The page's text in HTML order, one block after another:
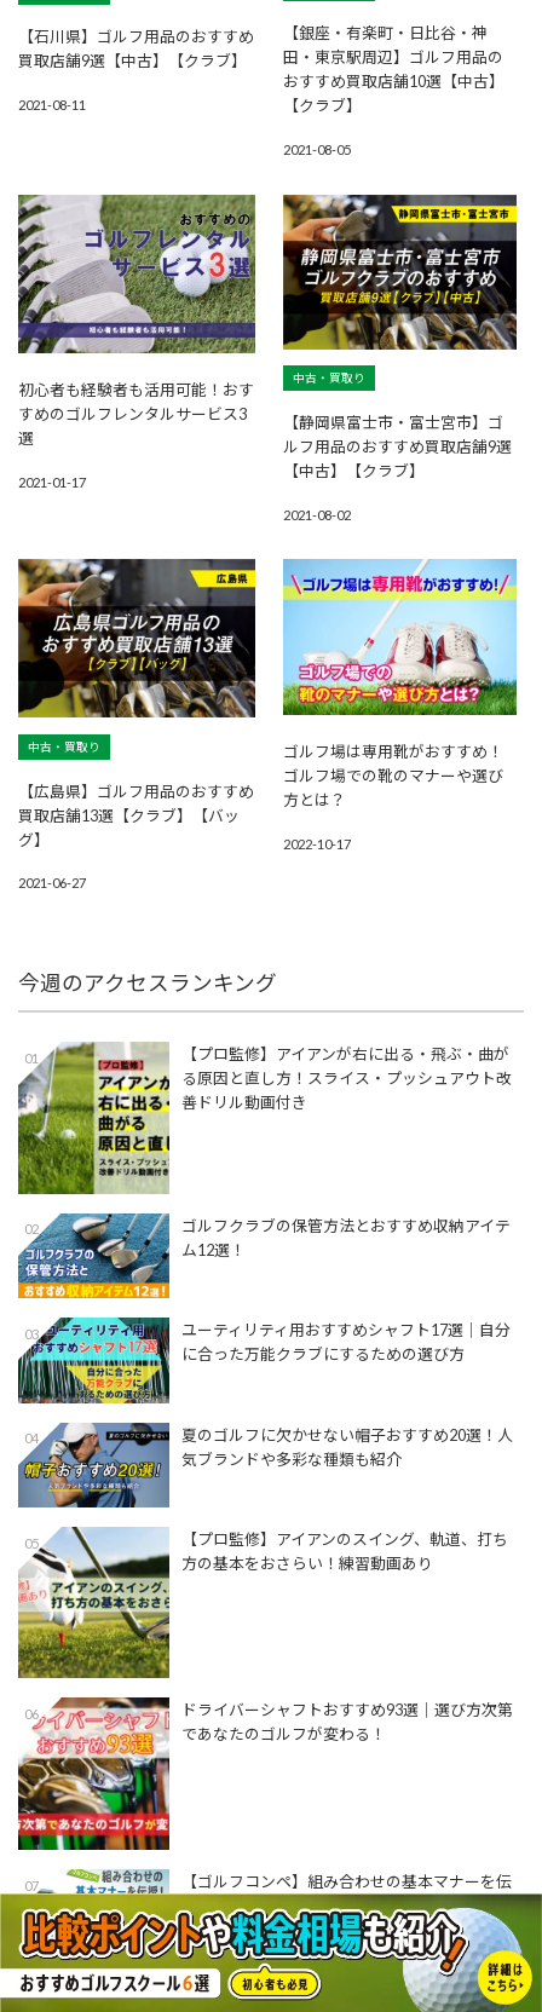
【石川県】ゴルフ用品のおすすめ
買取店舗9選【中古】【クラブ】
2021-08-11
【銀座・有楽町・日比谷・神
田・東京駅周辺】ゴルフ用品の
おすすめ買取店舗10選【中古】
【クラブ】
2021-08-05
初心者も経験者も活用可能！おす
すめのゴルフレンタルサービス3
選
2021-01-17
中古・買取り
【静岡県富士市・富士宮市】ゴ
ルフ用品のおすすめ買取店舗9選
【中古】【クラブ】
2021-08-02
中古・買取り
【広島県】ゴルフ用品のおすすめ
買取店舗13選【クラブ】【バッ
グ】
2021-06-27
ゴルフ場は専用靴がおすすめ！
ゴルフ場での靴のマナーや選び
方とは？
2022-10-17
今週のアクセスランキング
01
【プロ監修】アイアンが右に出る・飛ぶ・曲が
る原因と直し方！スライス・プッシュアウト改
善ドリル動画付き
02
ゴルフクラブの保管方法とおすすめ収納アイテ
ム12選！
03
ユーティリティ用おすすめシャフト17選│自分
に合った万能クラブにするための選び方
04
夏のゴルフに欠かせない帽子おすすめ20選！人
気ブランドや多彩な種類も紹介
05
【プロ監修】アイアンのスイング、軌道、打ち
方の基本をおさらい！練習動画あり
06
ドライバーシャフトおすすめ93選│選び方次第
であなたのゴルフが変わる！
07
【ゴルフコンペ】組み合わせの基本マナーを伝
授！【組み合わせ表あり】
08
【プロ監修】アイアンを左足体重で打つ方法と